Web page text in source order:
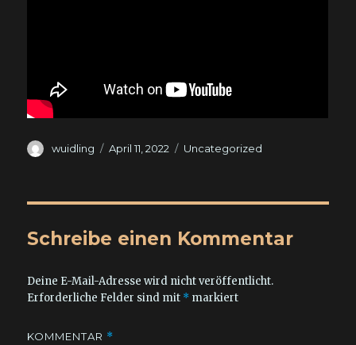
Autor
wuidling
Veröffentlicht
April 11, 2022 Kategorien
Uncategorized
Schreibe einen Kommentar
Deine E-Mail-Adresse wird nicht veröffentlicht.
Erforderliche Felder sind mit * markiert
KOMMENTAR *